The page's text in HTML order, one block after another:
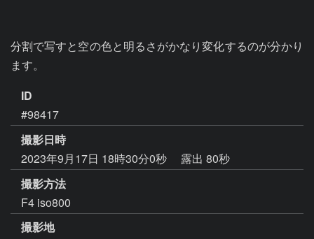
分割で写すと空の色と明るさがかなり変化するのが分かり
ます。
ID
#98417
撮影日時
2023年9月17日 18時30分0秒
露出 80秒
撮影方法
F4 iso800
撮影地